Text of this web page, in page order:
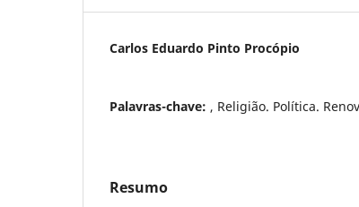
Carlos Eduardo Pinto Procópio
Palavras-chave: , Religião. Política.
Resumo